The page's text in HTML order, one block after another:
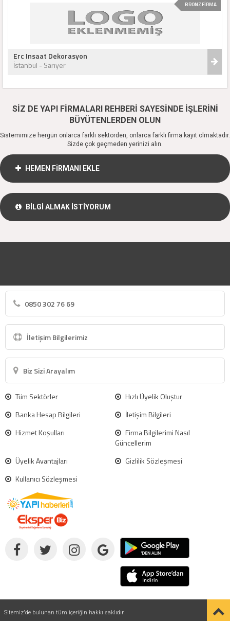
BRONZ FİRMA
Erc Insaat Dekorasyon
İstanbul - Sarıyer
SİZ DE YAPI FİRMALARI REHBERİ SAYESİNDE İŞLERİNİ
BÜYÜTENLERDEN OLUN
Sistemimize hergün onlarca farklı sektörden, onlarca farklı firma kayıt olmaktadır.
Sizde çok geçmeden yerinizi alın.
HEMEN FİRMANI EKLE
BİLGİ ALMAK İSTİYORUM
0850 302 76 69
İletişim Bilgilerimiz
Biz Sizi Arayalım
Tüm Sektörler
Hızlı Üyelik Oluştur
Banka Hesap Bilgileri
İletişim Bilgileri
Hizmet Koşulları
Firma Bilgilerimi Nasıl
Güncellerim
Üyelik Avantajları
Gizlilik Sözleşmesi
Kullanıcı Sözleşmesi
Sitemiz'de bulunan tüm içeriğin hakkı saklıdır